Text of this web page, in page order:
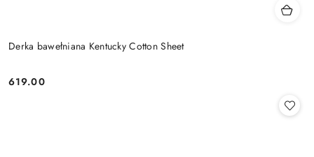
Derka bawełniana Kentucky Cotton Sheet
Cena:
619.00